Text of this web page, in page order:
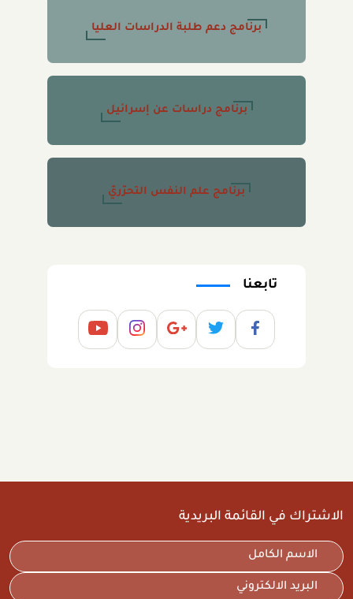
برنامج دعم طلبة الدراسات العليا
برنامج دراسات عن إسرائيل
برنامج علم النفس التحرّريّ
تابعنا
الاشتراك في القائمة البريدية